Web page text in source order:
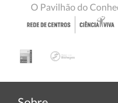
O Pavilhão do